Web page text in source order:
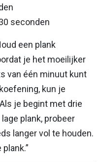
seconden
een plank
je het moeilijker
van één minuut kunt
kun je
je begint met drie
plank, probeer
langer vol te houden.